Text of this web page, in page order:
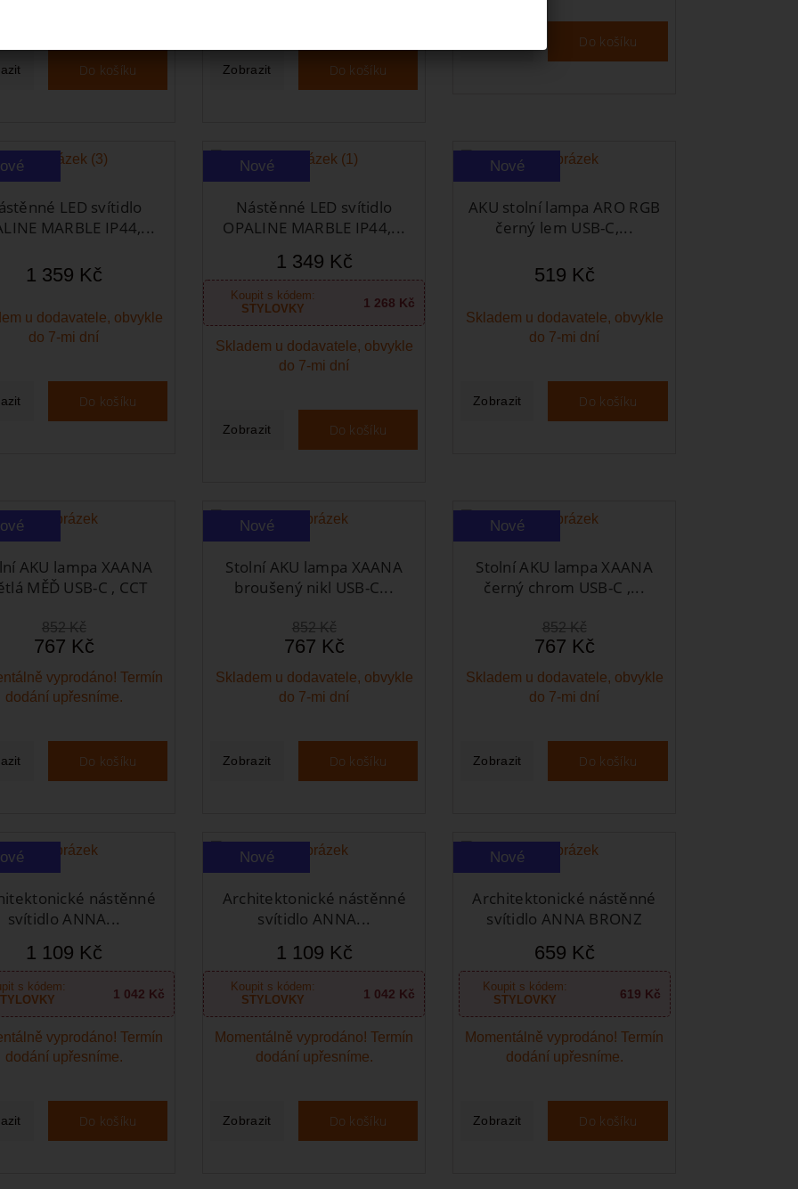
Do košíku Zobrazit Do košíku
Do košíku
LED svítidlo
MARBLE IP44,...
1 359 Kč
u dodavatele, obvykle
do 7-mi dní
Do košíku
Nové
Nástěnné LED svítidlo
OPALINE MARBLE IP44,...
1 349 Kč
Koupit s kódem:
STYLOVKY
1 268 Kč
Skladem u dodavatele, obvykle
do 7-mi dní
Zobrazit Do košíku
Nové
AKU stolní lampa ARO RGB
černý lem USB-C,...
519 Kč
Skladem u dodavatele, obvykle
do 7-mi dní
Zobrazit Do košíku
AKU lampa XAANA
MĚĎ USB-C , CCT
852 Kč
767 Kč
vyprodáno! Termín
dodání upřesníme.
Do košíku
Nové
Stolní AKU lampa XAANA
broušený nikl USB-C...
852 Kč
767 Kč
Skladem u dodavatele, obvykle
do 7-mi dní
Zobrazit Do košíku
Nové
Stolní AKU lampa XAANA
černý chrom USB-C ,...
852 Kč
767 Kč
Skladem u dodavatele, obvykle
do 7-mi dní
Zobrazit Do košíku
nástěnné
svítidlo ANNA...
1 109 Kč
s kódem:
1 042 Kč
vyprodáno! Termín
dodání upřesníme.
Do košíku
Nové
Architektonické nástěnné
svítidlo ANNA...
1 109 Kč
Koupit s kódem:
STYLOVKY
1 042 Kč
Momentálně vyprodáno! Termín
dodání upřesníme.
Zobrazit Do košíku
Nové
Architektonické nástěnné
svítidlo ANNA BRONZ
659 Kč
Koupit s kódem:
STYLOVKY
619 Kč
Momentálně vyprodáno! Termín
dodání upřesníme.
Zobrazit Do košíku